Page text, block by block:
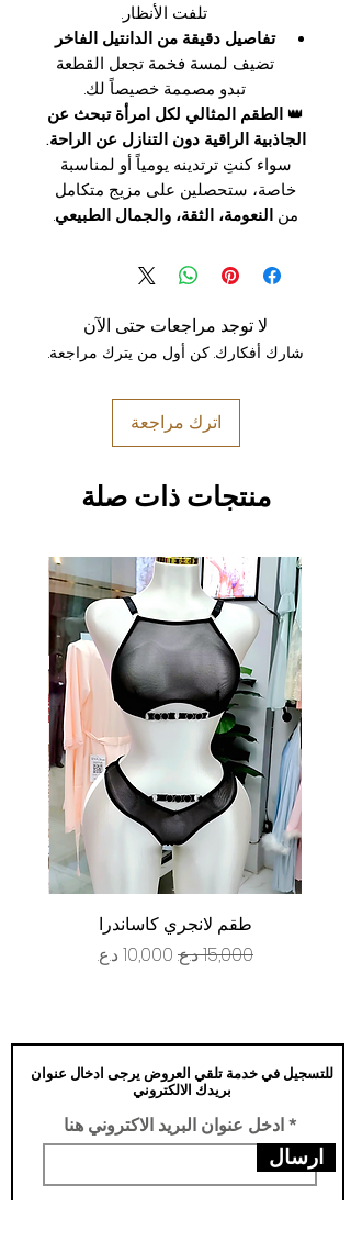
تلفت الأنظار.
تفاصيل دقيقة من الدانتيل الفاخر
تضيف لمسة فخمة تجعل القطعة
تبدو مصممة خصيصاً لك.
👑 الطقم المثالي لكل امرأة تبحث عن
الجاذبية الراقية دون التنازل عن الراحة.
سواء كنتِ ترتدينه يومياً أو لمناسبة
خاصة، ستحصلين على مزيج متكامل
منالنعومة، الثقة، والجمال الطبيعي.
لا توجد مراجعات حتى الآن
شارك أفكارك. كن أول من يترك مراجعة.
اترك مراجعة
منتجات ذات صلة
طقم لانجري كاساندرا
سعر عادي سعر البيع
للتسجيل في خدمة تلقي العروض يرجى ادخال عنوان
بريدك الالكتروني
ادخل عنوان البريد الاكتروني هنا
ارسال